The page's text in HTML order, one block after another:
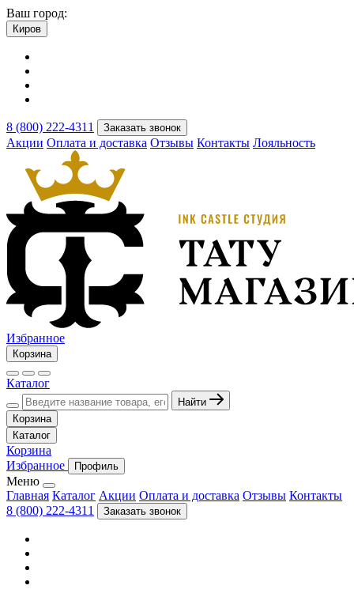
Ваш город:
Киров
8 (800) 222-4311 Заказать звонок
Акции Оплата и доставка Отзывы Контакты Лояльность
Избранное
Корзина
Каталог
Найти
Корзина
Каталог
Корзина
Избранное
Профиль
Меню
Главная Каталог Акции Оплата и доставка Отзывы Контакты
8 (800) 222-4311
Заказать звонок